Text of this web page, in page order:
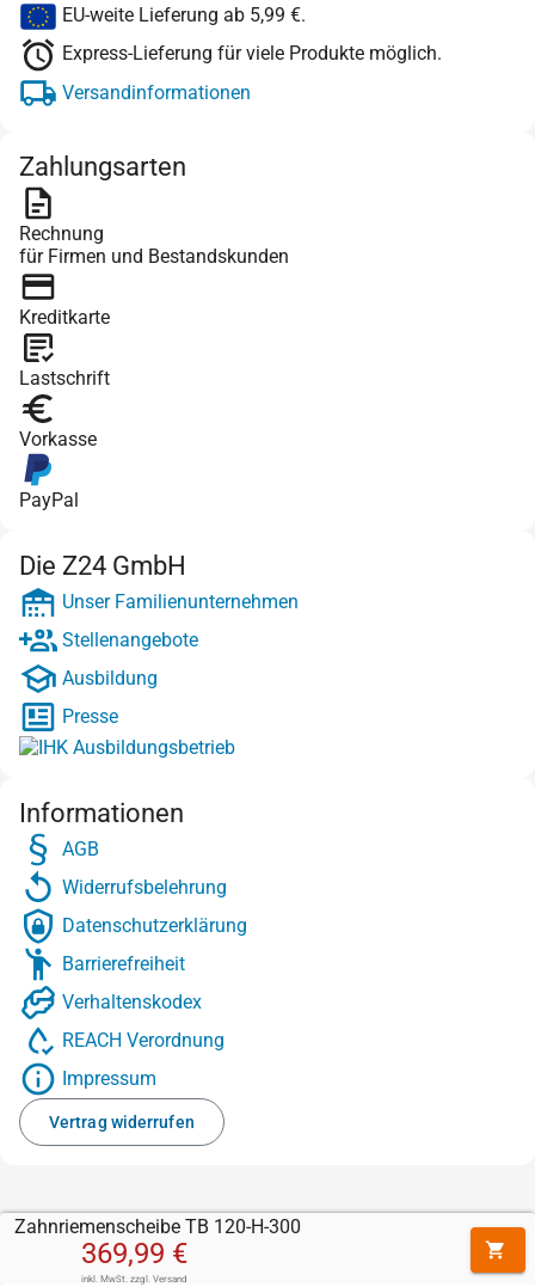
Zahnriemenscheibe TB 120-H-300
369,99 €
inkl. MwSt. zzgl. Versand
EU-weite Lieferung ab 5,99 €.
Express-Lieferung für viele Produkte möglich.
Versandinformationen
Zahlungsarten
Rechnung
für Firmen und Bestandskunden
Kreditkarte
Lastschrift
Vorkasse
PayPal
Die Z24 GmbH
Unser Familienunternehmen
Stellenangebote
Ausbildung
Presse
Informationen
AGB
Widerrufsbelehrung
Datenschutzerklärung
Barrierefreiheit
Verhaltenskodex
REACH Verordnung
Impressum
Vertrag widerrufen